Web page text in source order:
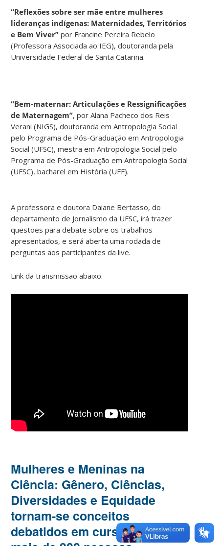
“Reflexões sobre ser mãe entre mulheres
lideranças indígenas: Maternidades, Territórios
e Bem Viver” por Francine Pereira Rebelo
(Professora Associada ao IEG), doutoranda pela
Universidade Federal de Santa Catarina.
“Bem-maternar: Articulações e Ressignificações
de Maternagem”, por Alana Pacheco dos Reis
Verani (NIGS), doutoranda em Antropologia Social
pelo Programa de Pós-Graduação em Antropologia
Social (UFSC), mestra em Antropologia Social pelo
Programa de Pós-Graduação em Antropologia Social
(UFSC), bacharel em História (UFF).
A professora e doutora Daiane Bertasso, do
departamento de Jornalismo da UFSC, irá trazer
questões para debate sobre os trabalhos
apresentados, e será aberta uma rodada de
perguntas aos participantes da live.
Link da transmissão abaixo.
Mulheres e Meninas na
Ciência: Gênero, Ciências,
Diversidades e Equidade
tornam-se conceitos
debatidos em cursos para